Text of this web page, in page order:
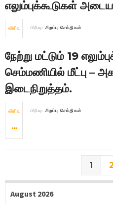
எலும்புக்கூடுகள்
விரிவு பிரிவு: சிறப்பு செய்திகள்
நேற்று மட்டும் 19
செம்மணியில் மீட்பு –
இடைநிறுத்தம்.
விரிவு பிரிவு: சிறப்பு செய்திகள்
1 2
August 2026